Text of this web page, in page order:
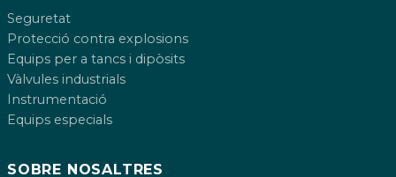
Seguretat
Protecció contra explosions
Equips per a tancs i dipòsits
Vàlvules industrials
Instrumentació
Equips especials
SOBRE NOSALTRES